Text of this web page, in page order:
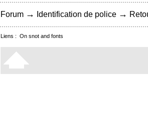
Forum → Identification de police →
Liens : On snot and fonts